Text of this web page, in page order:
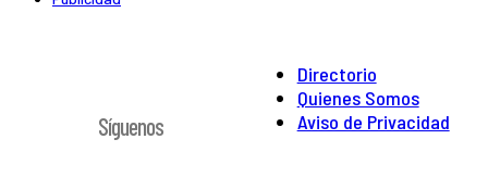
Directorio
Quienes Somos
Aviso de Privacidad
Síguenos